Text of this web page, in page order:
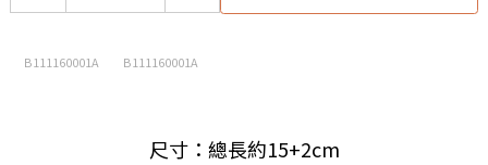
B111160001A B111160001A
尺寸：總長約15+2cm